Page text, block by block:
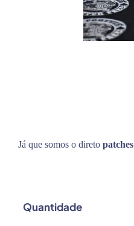
Já que somos o direto patches
Quantidade